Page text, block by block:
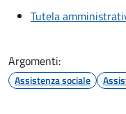
Tutela
Argomenti:
Assistenza sociale